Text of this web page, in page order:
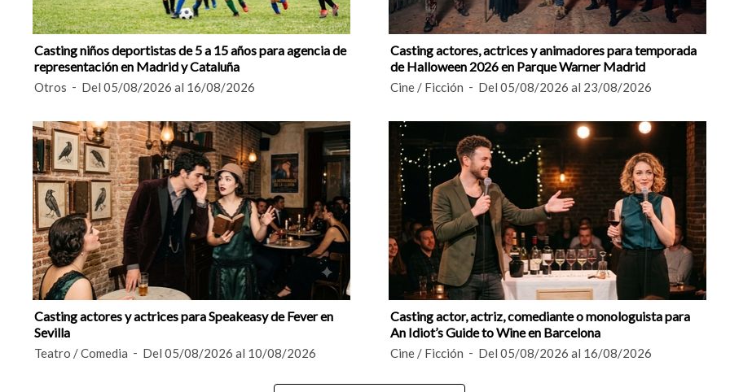
Casting niños deportistas de 5 a 15 años para agencia de
representación en Madrid y Cataluña
Otros Del 05/08/2026 al 16/08/2026
Casting actores, actrices y animadores para temporada
de Halloween 2026 en Parque Warner Madrid
Cine / Ficción Del 05/08/2026 al 23/08/2026
Casting actores y actrices para Speakeasy de Fever en
Sevilla
Teatro / Comedia Del 05/08/2026 al 10/08/2026
Casting actor, actriz, comediante o monologuista para
An Idiot’s Guide to Wine en Barcelona
Cine / Ficción Del 05/08/2026 al 16/08/2026